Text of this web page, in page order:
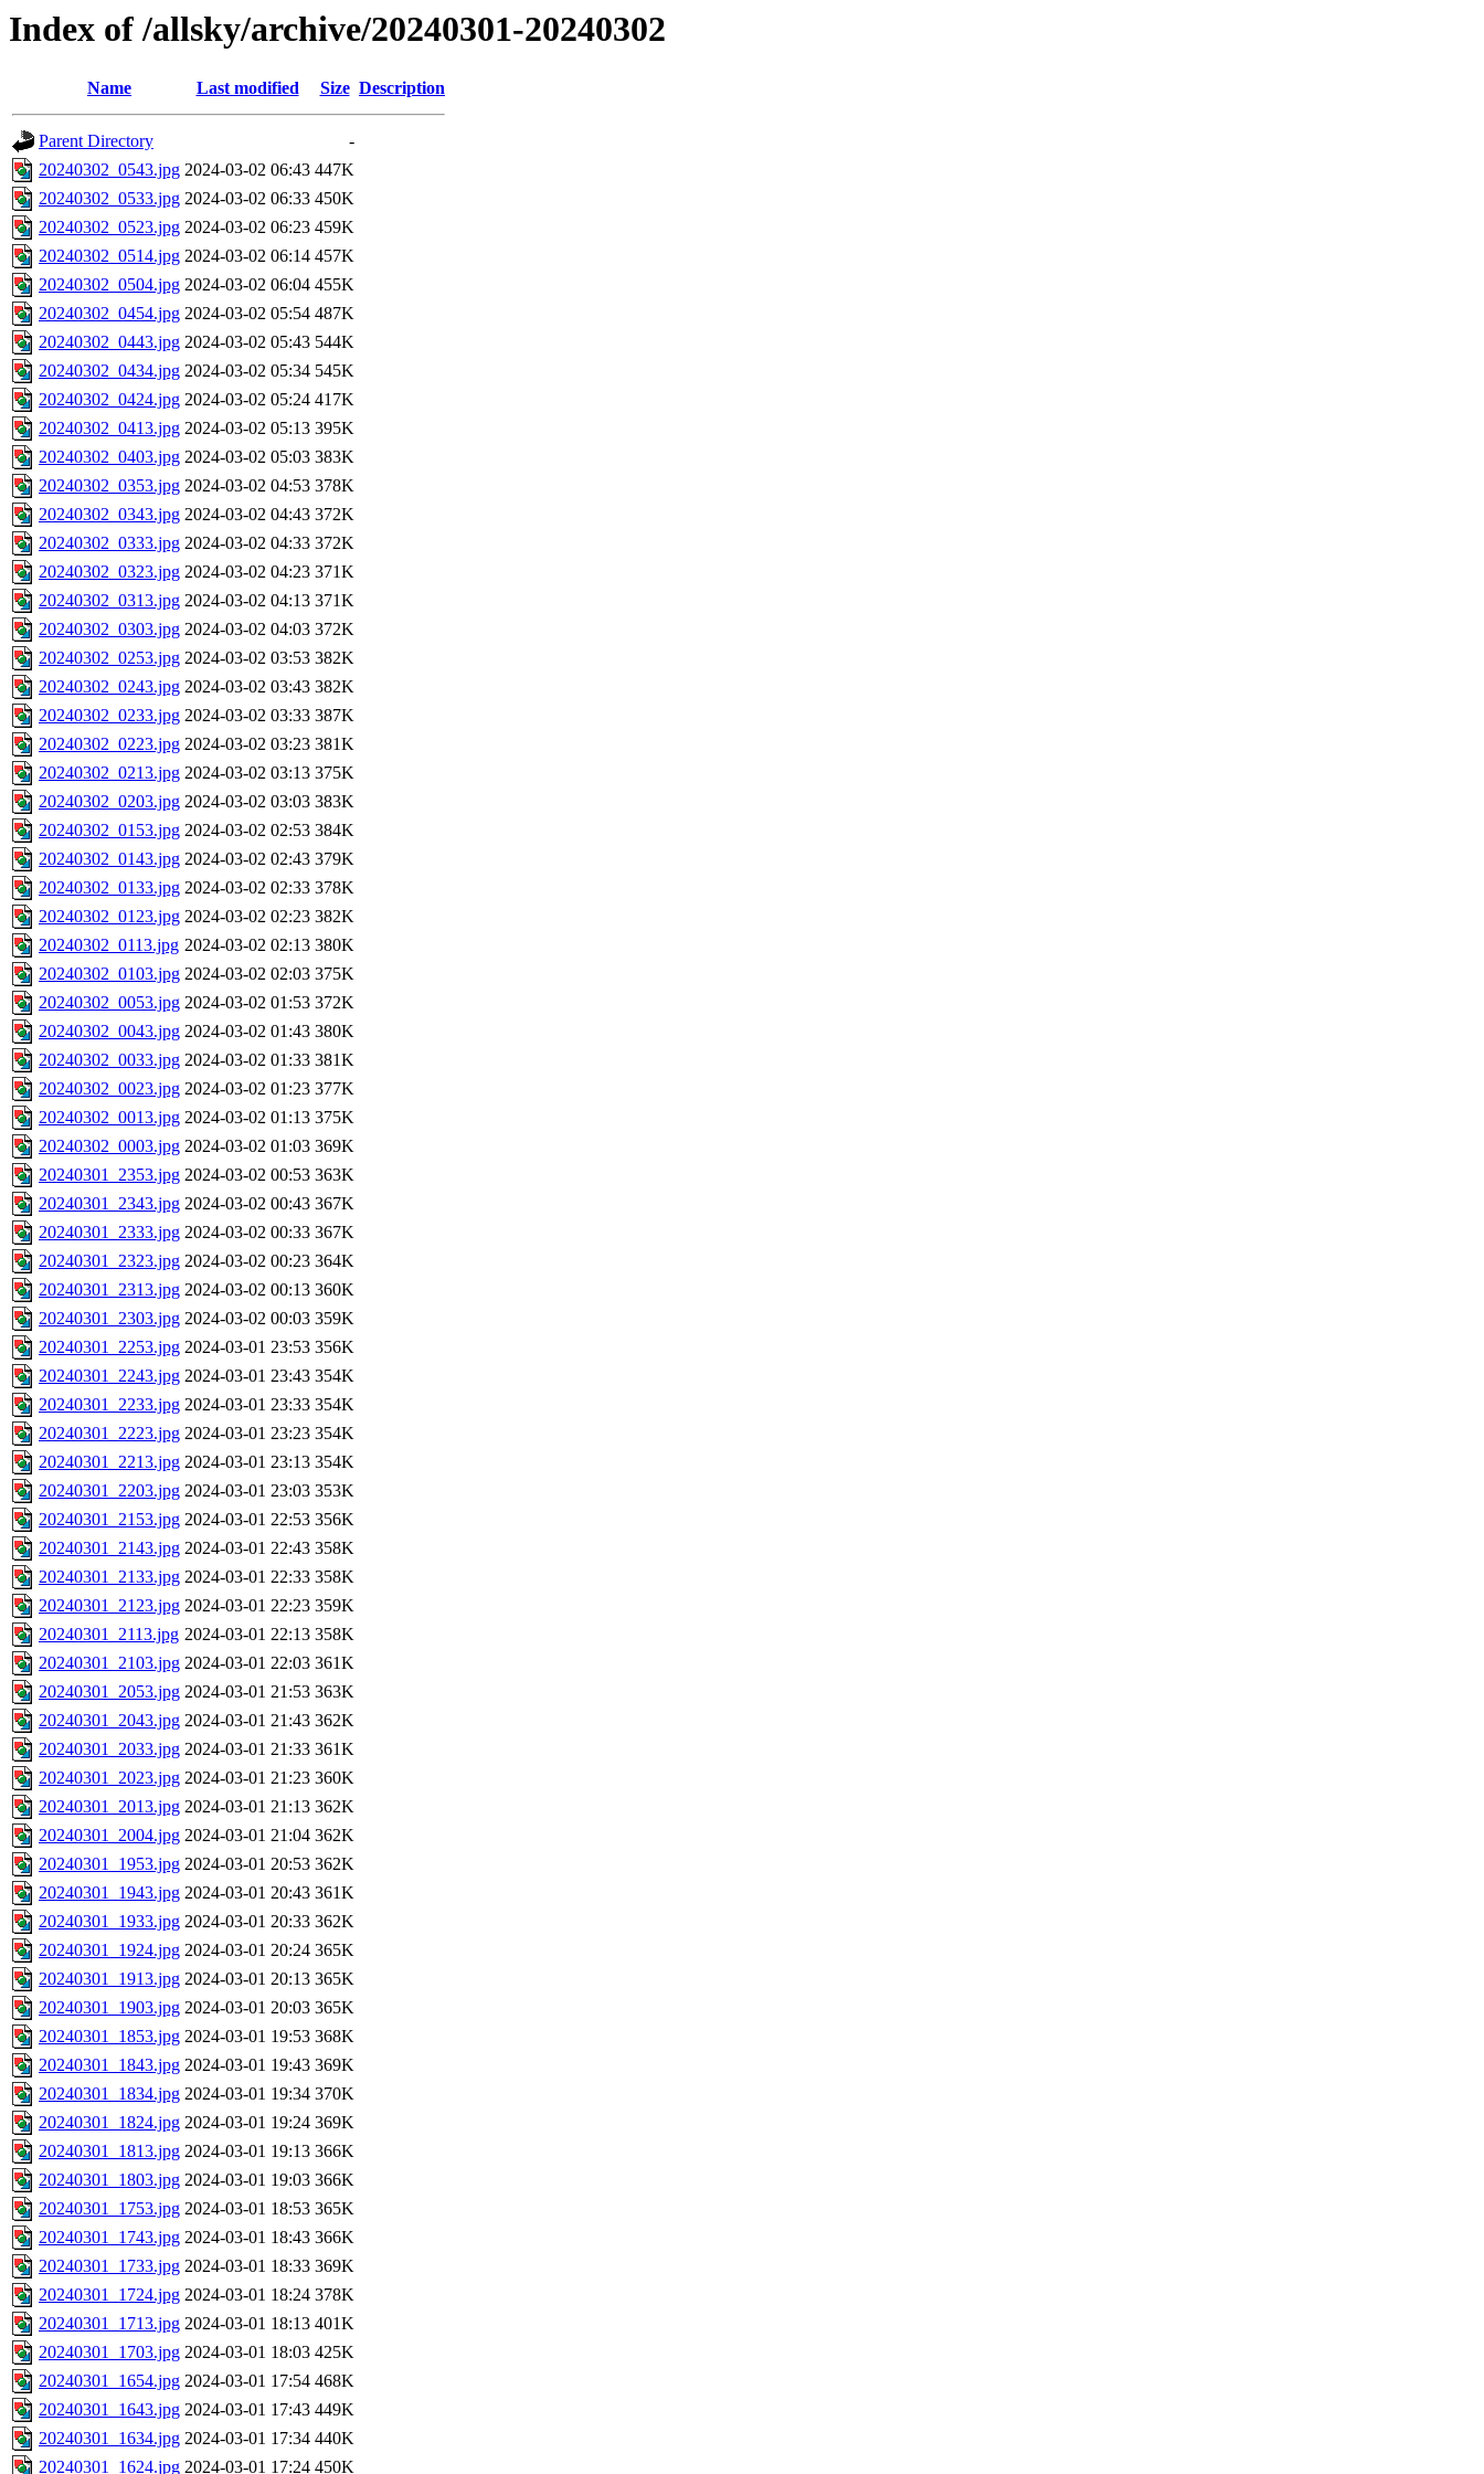
Index of /allsky/archive/20240301-20240302
Name Last modified Size Description
Parent Directory
-
20240302_0543.jpg 2024-03-02 06:43 447K
20240302_0533.jpg 2024-03-02 06:33 450K
20240302_0523.jpg 2024-03-02 06:23 459K
20240302_0514.jpg 2024-03-02 06:14 457K
20240302_0504.jpg 2024-03-02 06:04 455K
20240302_0454.jpg 2024-03-02 05:54 487K
20240302_0443.jpg 2024-03-02 05:43 544K
20240302_0434.jpg 2024-03-02 05:34 545K
20240302_0424.jpg 2024-03-02 05:24 417K
20240302_0413.jpg 2024-03-02 05:13 395K
20240302_0403.jpg 2024-03-02 05:03 383K
20240302_0353.jpg 2024-03-02 04:53 378K
20240302_0343.jpg 2024-03-02 04:43 372K
20240302_0333.jpg 2024-03-02 04:33 372K
20240302_0323.jpg 2024-03-02 04:23 371K
20240302_0313.jpg 2024-03-02 04:13 371K
20240302_0303.jpg 2024-03-02 04:03 372K
20240302_0253.jpg 2024-03-02 03:53 382K
20240302_0243.jpg 2024-03-02 03:43 382K
20240302_0233.jpg 2024-03-02 03:33 387K
20240302_0223.jpg 2024-03-02 03:23 381K
20240302_0213.jpg 2024-03-02 03:13 375K
20240302_0203.jpg 2024-03-02 03:03 383K
20240302_0153.jpg 2024-03-02 02:53 384K
20240302_0143.jpg 2024-03-02 02:43 379K
20240302_0133.jpg 2024-03-02 02:33 378K
20240302_0123.jpg 2024-03-02 02:23 382K
20240302_0113.jpg 2024-03-02 02:13 380K
20240302_0103.jpg 2024-03-02 02:03 375K
20240302_0053.jpg 2024-03-02 01:53 372K
20240302_0043.jpg 2024-03-02 01:43 380K
20240302_0033.jpg 2024-03-02 01:33 381K
20240302_0023.jpg 2024-03-02 01:23 377K
20240302_0013.jpg 2024-03-02 01:13 375K
20240302_0003.jpg 2024-03-02 01:03 369K
20240301_2353.jpg 2024-03-02 00:53 363K
20240301_2343.jpg 2024-03-02 00:43 367K
20240301_2333.jpg 2024-03-02 00:33 367K
20240301_2323.jpg 2024-03-02 00:23 364K
20240301_2313.jpg 2024-03-02 00:13 360K
20240301_2303.jpg 2024-03-02 00:03 359K
20240301_2253.jpg 2024-03-01 23:53 356K
20240301_2243.jpg 2024-03-01 23:43 354K
20240301_2233.jpg 2024-03-01 23:33 354K
20240301_2223.jpg 2024-03-01 23:23 354K
20240301_2213.jpg 2024-03-01 23:13 354K
20240301_2203.jpg 2024-03-01 23:03 353K
20240301_2153.jpg 2024-03-01 22:53 356K
20240301_2143.jpg 2024-03-01 22:43 358K
20240301_2133.jpg 2024-03-01 22:33 358K
20240301_2123.jpg 2024-03-01 22:23 359K
20240301_2113.jpg 2024-03-01 22:13 358K
20240301_2103.jpg 2024-03-01 22:03 361K
20240301_2053.jpg 2024-03-01 21:53 363K
20240301_2043.jpg 2024-03-01 21:43 362K
20240301_2033.jpg 2024-03-01 21:33 361K
20240301_2023.jpg 2024-03-01 21:23 360K
20240301_2013.jpg 2024-03-01 21:13 362K
20240301_2004.jpg 2024-03-01 21:04 362K
20240301_1953.jpg 2024-03-01 20:53 362K
20240301_1943.jpg 2024-03-01 20:43 361K
20240301_1933.jpg 2024-03-01 20:33 362K
20240301_1924.jpg 2024-03-01 20:24 365K
20240301_1913.jpg 2024-03-01 20:13 365K
20240301_1903.jpg 2024-03-01 20:03 365K
20240301_1853.jpg 2024-03-01 19:53 368K
20240301_1843.jpg 2024-03-01 19:43 369K
20240301_1834.jpg 2024-03-01 19:34 370K
20240301_1824.jpg 2024-03-01 19:24 369K
20240301_1813.jpg 2024-03-01 19:13 366K
20240301_1803.jpg 2024-03-01 19:03 366K
20240301_1753.jpg 2024-03-01 18:53 365K
20240301_1743.jpg 2024-03-01 18:43 366K
20240301_1733.jpg 2024-03-01 18:33 369K
20240301_1724.jpg 2024-03-01 18:24 378K
20240301_1713.jpg 2024-03-01 18:13 401K
20240301_1703.jpg 2024-03-01 18:03 425K
20240301_1654.jpg 2024-03-01 17:54 468K
20240301_1643.jpg 2024-03-01 17:43 449K
20240301_1634.jpg 2024-03-01 17:34 440K
20240301_1624.jpg 2024-03-01 17:24 450K